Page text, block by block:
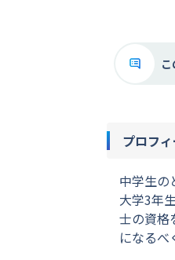
プロフ
中学生の
大学3年
士の資格
になるべ